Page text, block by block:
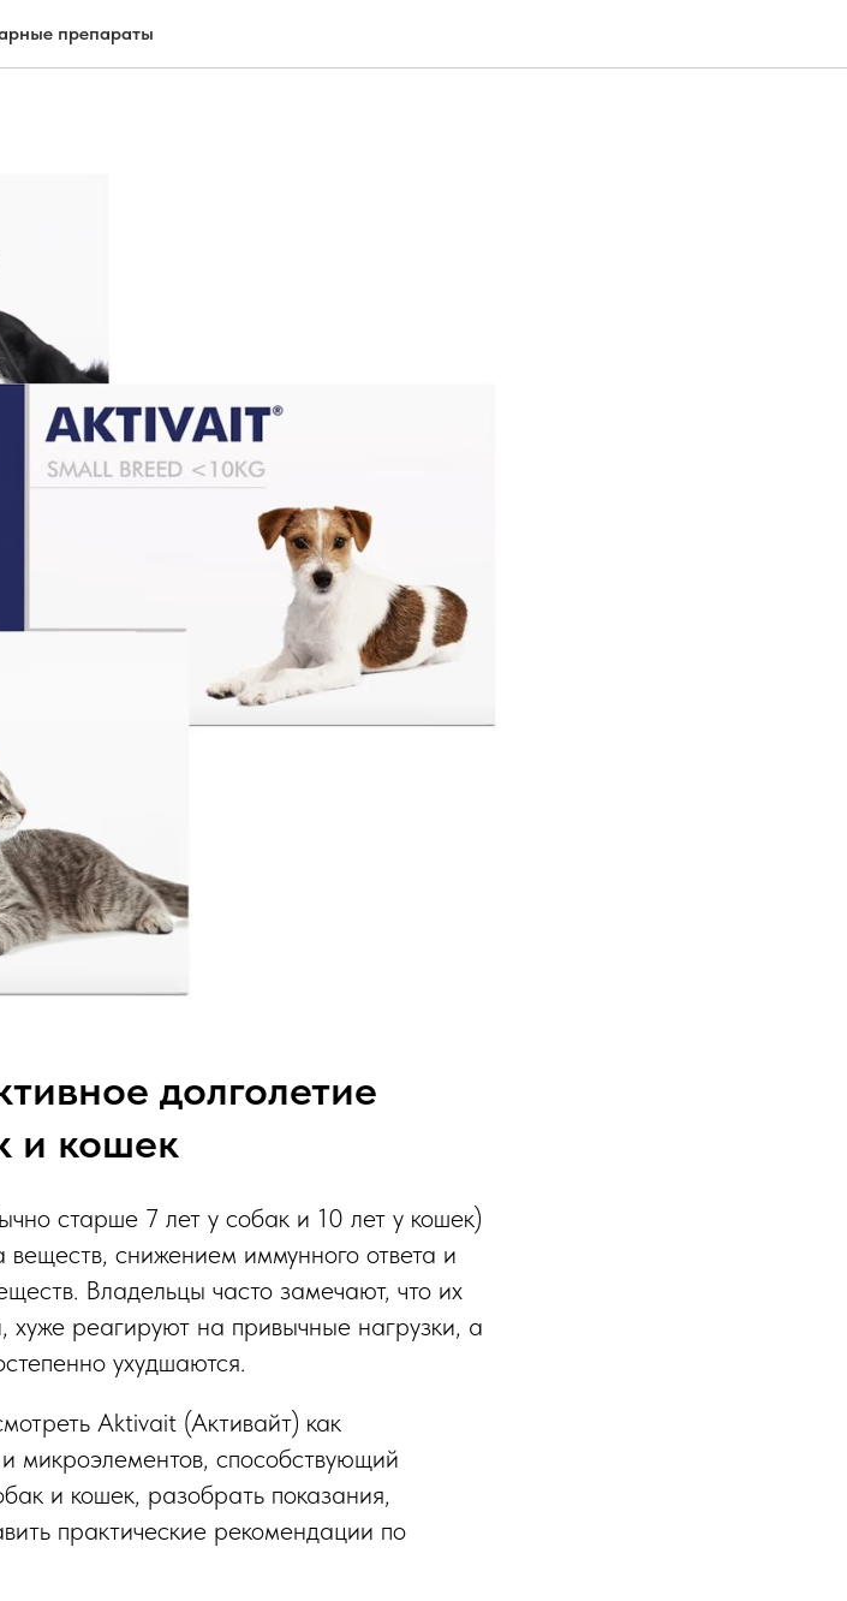
препараты
долголетие
и кошек
старше 7 лет у собак и 10 лет у кошек)
снижением иммунного ответа и
Владельцы часто замечают, что их
хуже реагируют на привычные нагрузки, а
ухудшаются.
Aktivait (Активайт) как
микроэлементов, способствующий
и кошек, разобрать показания,
практические рекомендации по